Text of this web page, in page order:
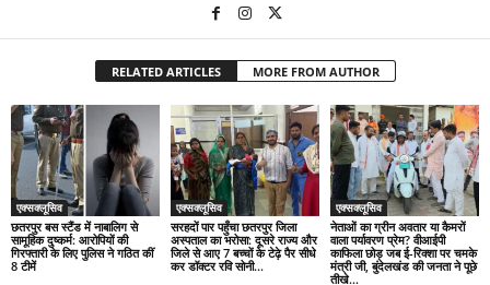
RELATED ARTICLES MORE FROM AUTHOR
एक्सक्लूसिव
छतरपुर बस स्टैंड में नाबालिग से
सामूहिक दुष्कर्म: आरोपियों की
गिरफ्तारी के लिए पुलिस ने गठित कीं
8 टीमें
एक्सक्लूसिव
सरहदों पार पहुँचा छतरपुर जिला
अस्पताल का भरोसा: दूसरे राज्य और
जिले से आए 7 बच्चों के टेढ़े पैर सीधे
कर डॉक्टर रवि सोनी...
एक्सक्लूसिव
नेताओं का ग्रीन अवतार या कैमरों
वाला पर्यावरण प्रेम? वीआईपी
काफिला छोड़ जब ई-रिक्शा पर चमके
मंत्री जी, बुंदेलखंड की जनता ने पूछे
तीखे...